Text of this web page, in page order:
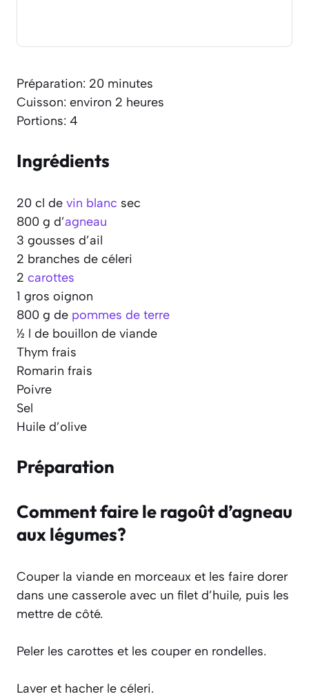
Préparation: 20 minutes
Cuisson: environ 2 heures
Portions: 4
Ingrédients
20 cl de vin blanc sec
800 g d’agneau
3 gousses d’ail
2 branches de céleri
2 carottes
1 gros oignon
800 g de pommes de terre
½ l de bouillon de viande
Thym frais
Romarin frais
Poivre
Sel
Huile d’olive
Préparation
Comment faire le ragoût d’agneau
aux légumes?
Couper la viande en morceaux et les faire dorer
dans une casserole avec un filet d’huile, puis les
mettre de côté.
Peler les carottes et les couper en rondelles.
Laver et hacher le céleri.